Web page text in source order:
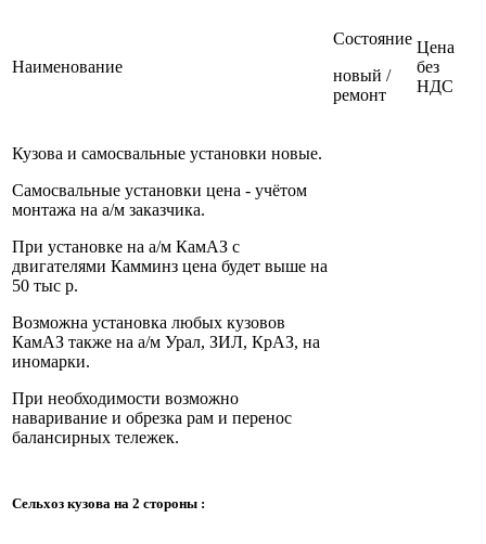
Наименование
Состояние
новый /
ремонт
Цена
без
НДС
Кузова и самосвальные установки новые.
Самосвальные установки цена - учётом
монтажа на а/м заказчика.
При установке на а/м КамАЗ с
двигателями Камминз цена будет выше на
50 тыс р.
Возможна установка любых кузовов
КамАЗ также на а/м Урал, ЗИЛ, КрАЗ, на
иномарки.
При необходимости возможно
наваривание и обрезка рам и перенос
балансирных тележек.
Сельхоз кузова на 2 стороны :